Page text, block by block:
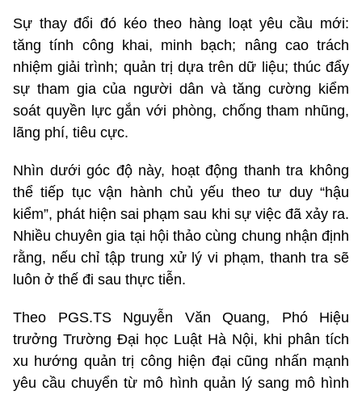
Sự thay đổi đó kéo theo hàng loạt yêu cầu mới:
tăng tính công khai, minh bạch; nâng cao trách
nhiệm giải trình; quản trị dựa trên dữ liệu; thúc đẩy
sự tham gia của người dân và tăng cường kiểm
soát quyền lực gắn với phòng, chống tham nhũng,
lãng phí, tiêu cực.
Nhìn dưới góc độ này, hoạt động thanh tra không
thể tiếp tục vận hành chủ yếu theo tư duy “hậu
kiểm”, phát hiện sai phạm sau khi sự việc đã xảy ra.
Nhiều chuyên gia tại hội thảo cùng chung nhận định
rằng, nếu chỉ tập trung xử lý vi phạm, thanh tra sẽ
luôn ở thế đi sau thực tiễn.
Theo PGS.TS Nguyễn Văn Quang, Phó Hiệu
trưởng Trường Đại học Luật Hà Nội, khi phân tích
xu hướng quản trị công hiện đại cũng nhấn mạnh
yêu cầu chuyển từ mô hình quản lý sang mô hình